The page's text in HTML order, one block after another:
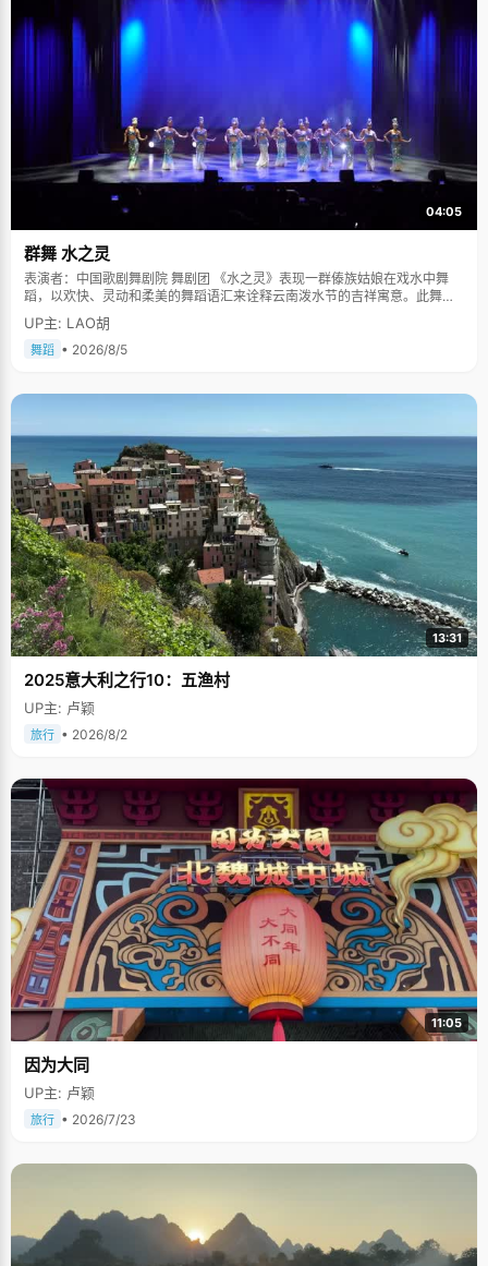
04:05
群舞 水之灵
表演者：中国歌剧舞剧院 舞剧团 《水之灵》表现一群傣族姑娘在戏水中舞
蹈，以欢快、灵动和柔美的舞蹈语汇来诠释云南泼水节的吉祥寓意。此舞蹈
多次在中国人民大会堂及国际舞台上表演，一直得到赞誉其舞美，人美，寓
意美。。
UP主: LAO胡
舞蹈 • 2026/8/5
13:31
2025意大利之行10：五渔村
UP主: 卢颖
旅行 • 2026/8/2
11:05
因为大同
UP主: 卢颖
旅行 • 2026/7/23